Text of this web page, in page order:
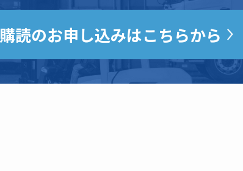
購読のお申し込みはこちらから